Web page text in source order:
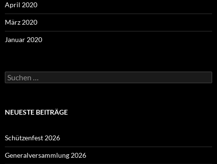
April 2020
März 2020
Januar 2020
Suchen
nach:
NEUESTE BEITRÄGE
Schützenfest 2026
Generalversammlung 2026